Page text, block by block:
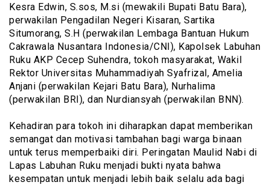
Kesra Edwin, S.sos, M.si (mewakili Bupati Batu Bara),
perwakilan Pengadilan Negeri Kisaran, Sartika
Situmorang, S.H (perwakilan Lembaga Bantuan Hukum
Cakrawala Nusantara Indonesia/CNI), Kapolsek Labuhan
Ruku AKP Cecep Suhendra, tokoh masyarakat, Wakil
Rektor Universitas Muhammadiyah Syafrizal, Amelia
Anjani (perwakilan Kejari Batu Bara), Nurhalima
(perwakilan BRI), dan Nurdiansyah (perwakilan BNN).
‎Kehadiran para tokoh ini diharapkan dapat memberikan
semangat dan motivasi tambahan bagi warga binaan
untuk terus memperbaiki diri. Peringatan Maulid Nabi di
Lapas Labuhan Ruku menjadi bukti nyata bahwa
kesempatan untuk menjadi lebih baik selalu ada bagi